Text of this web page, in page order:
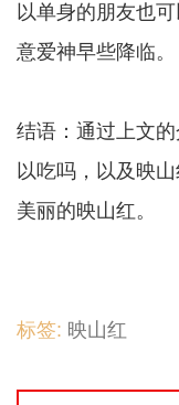
以单身的朋友也
意爱神早些降临。
结语：通过上文
以吃吗，以及映
美丽的映山红。
标签: 映山红